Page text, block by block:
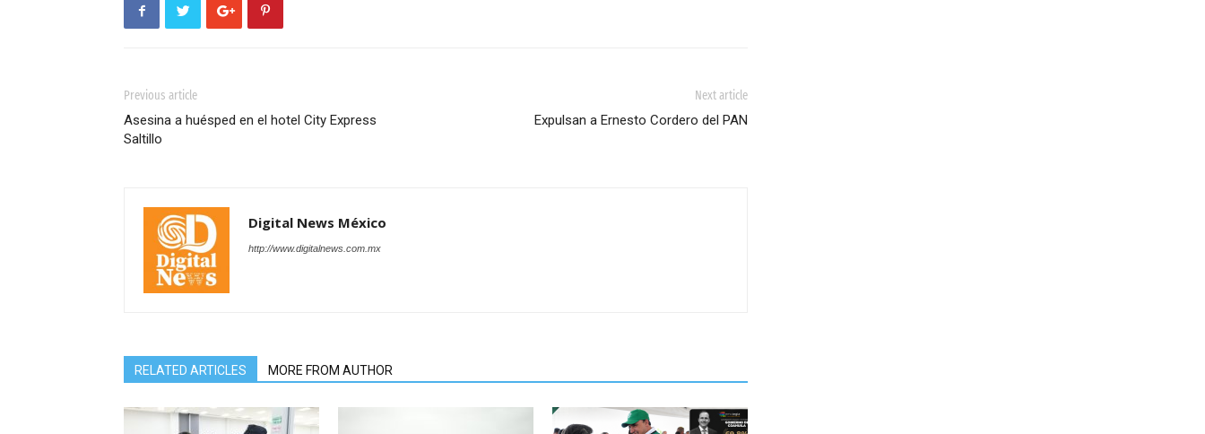
Previous article
Asesina a huésped en el hotel City Express
Saltillo
Next article
Expulsan a Ernesto Cordero del PAN
Digital News México
http://www.digitalnews.com.mx
RELATED ARTICLES MORE FROM AUTHOR